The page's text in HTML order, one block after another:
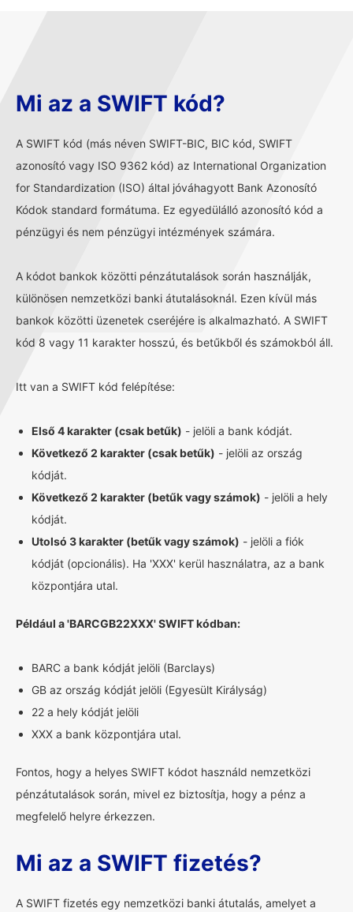
Mi az a SWIFT kód?
A SWIFT kód (más néven SWIFT-BIC, BIC kód, SWIFT
azonosító vagy ISO 9362 kód) az International Organization
for Standardization (ISO) által jóváhagyott Bank Azonosító
Kódok standard formátuma. Ez egyedülálló azonosító kód a
pénzügyi és nem pénzügyi intézmények számára.
A kódot bankok közötti pénzátutalások során használják,
különösen nemzetközi banki átutalásoknál. Ezen kívül más
bankok közötti üzenetek cseréjére is alkalmazható. A SWIFT
kód 8 vagy 11 karakter hosszú, és betűkből és számokból áll.
Itt van a SWIFT kód felépítése:
Első 4 karakter (csak betűk) - jelöli a bank kódját.
Következő 2 karakter (csak betűk) - jelöli az ország
kódját.
Következő 2 karakter (betűk vagy számok) - jelöli a hely
kódját.
Utolsó 3 karakter (betűk vagy számok) - jelöli a fiók
kódját (opcionális). Ha 'XXX' kerül használatra, az a bank
központjára utal.
Például a 'BARCGB22XXX' SWIFT kódban:
BARC a bank kódját jelöli (Barclays)
GB az ország kódját jelöli (Egyesült Királyság)
22 a hely kódját jelöli
XXX a bank központjára utal.
Fontos, hogy a helyes SWIFT kódot használd nemzetközi
pénzátutalások során, mivel ez biztosítja, hogy a pénz a
megfelelő helyre érkezzen.
Mi az a SWIFT fizetés?
A SWIFT fizetés egy nemzetközi banki átutalás, amelyet a